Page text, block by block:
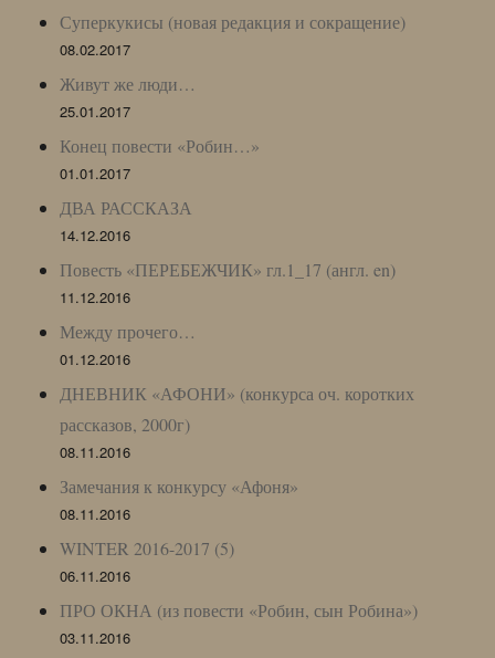
Суперкукисы (новая редакция и сокращение)
08.02.2017
Живут же люди…
25.01.2017
Конец повести «Робин…»
01.01.2017
ДВА РАССКАЗА
14.12.2016
Повесть «ПЕРЕБЕЖЧИК» гл.1_17 (англ. en)
11.12.2016
Между прочего…
01.12.2016
ДНЕВНИК «АФОНИ» (конкурса оч. коротких
рассказов, 2000г)
08.11.2016
Замечания к конкурсу «Афоня»
08.11.2016
WINTER 2016-2017 (5)
06.11.2016
ПРО ОКНА (из повести «Робин, сын Робина»)
03.11.2016